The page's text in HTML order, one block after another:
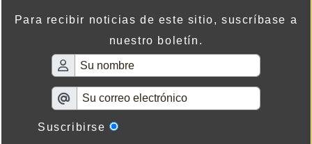
Para recibir noticias de este sitio, suscríbase a
nuestro boletín.
Suscribirse